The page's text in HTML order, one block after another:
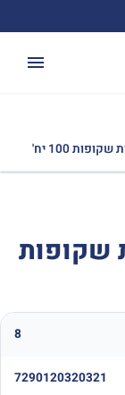
100 יח'
שקופות
8
7290120320321